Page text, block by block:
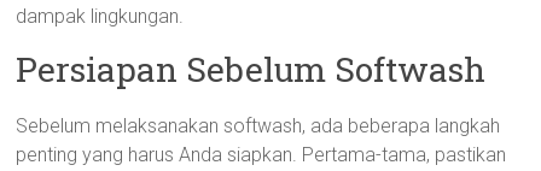
dampak lingkungan.
Persiapan Sebelum Softwash
Sebelum melaksanakan softwash, ada beberapa langkah
penting yang harus Anda siapkan. Pertama-tama, pastikan